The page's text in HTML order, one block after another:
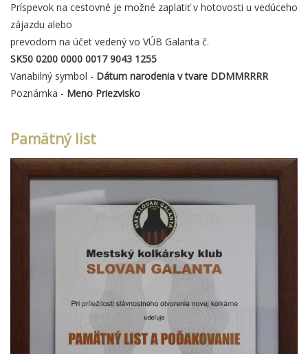
Príspevok na cestovné je možné zaplatiť v hotovosti u vedúceho
zájazdu alebo
prevodom na účet vedený vo VÚB Galanta č.
SK50 0200 0000 0017 9043 1255
Variabilný symbol - Dátum narodenia v tvare DDMMRRRR
Poznámka - Meno Priezvisko
Pamätný list